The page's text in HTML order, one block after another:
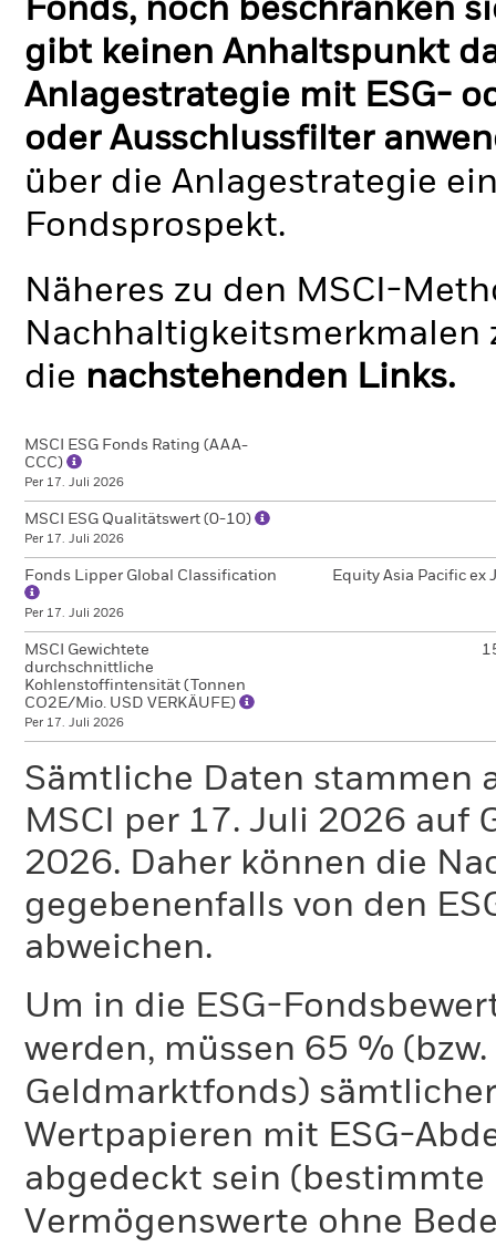
Fonds, noch beschränken
gibt keinen Anhaltspunkt
Anlagestrategie mit ESG-
oder Ausschlussfilter
über die Anlagestrategie
Fondsprospekt.
Näheres zu den MSCI-
Nachhaltigkeitsmerkmalen
die nachstehenden Links.
MSCI ESG Fonds Rating (AAA-
CCC)
Per 17. Juli 2026
MSCI ESG Qualitätswert (0-10)
Per 17. Juli 2026
Fonds Lipper Global Classification
Per 17. Juli 2026
Equity Asia Pacific ex
MSCI Gewichtete
durchschnittliche
Kohlenstoffintensität (Tonnen
CO2E/Mio. USD VERKÄUFE)
Per 17. Juli 2026
Sämtliche Daten stammen
MSCI per 17. Juli 2026 auf
2026. Daher können die
gegebenenfalls von den
abweichen.
Um in die ESG-
werden, müssen 65 %
Geldmarktfonds)
Wertpapieren mit ESG-
abgedeckt sein
Vermögenswerte ohne